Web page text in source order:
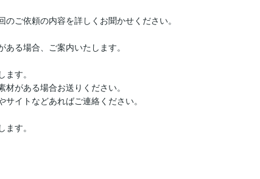
ご依頼の内容を詳しくお聞かせください。
る場合、ご案内いたします。
す。
がある場合お送りください。
イトなどあればご連絡ください。
す。